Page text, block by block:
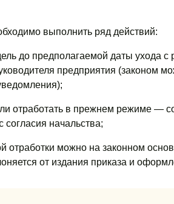
выполнить ряд действий:
до предполагаемой даты ухода
предприятия (законом
отработать в прежнем режиме —
согласия начальства;
отработки можно на законном
от издания приказа и